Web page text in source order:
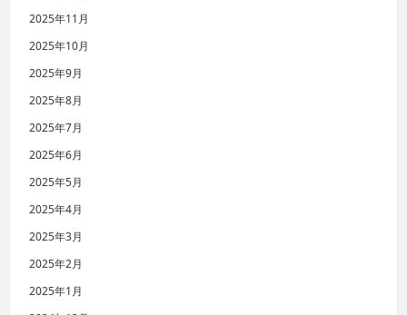
2025年11月
2025年10月
2025年9月
2025年8月
2025年7月
2025年6月
2025年5月
2025年4月
2025年3月
2025年2月
2025年1月